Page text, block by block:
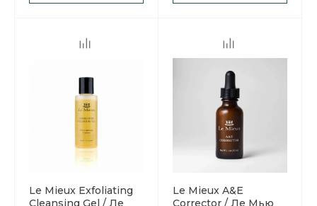
Le Mieux Exfoliating
Cleansing Gel / Ле
Le Mieux A&E
Corrector / Ле Мью